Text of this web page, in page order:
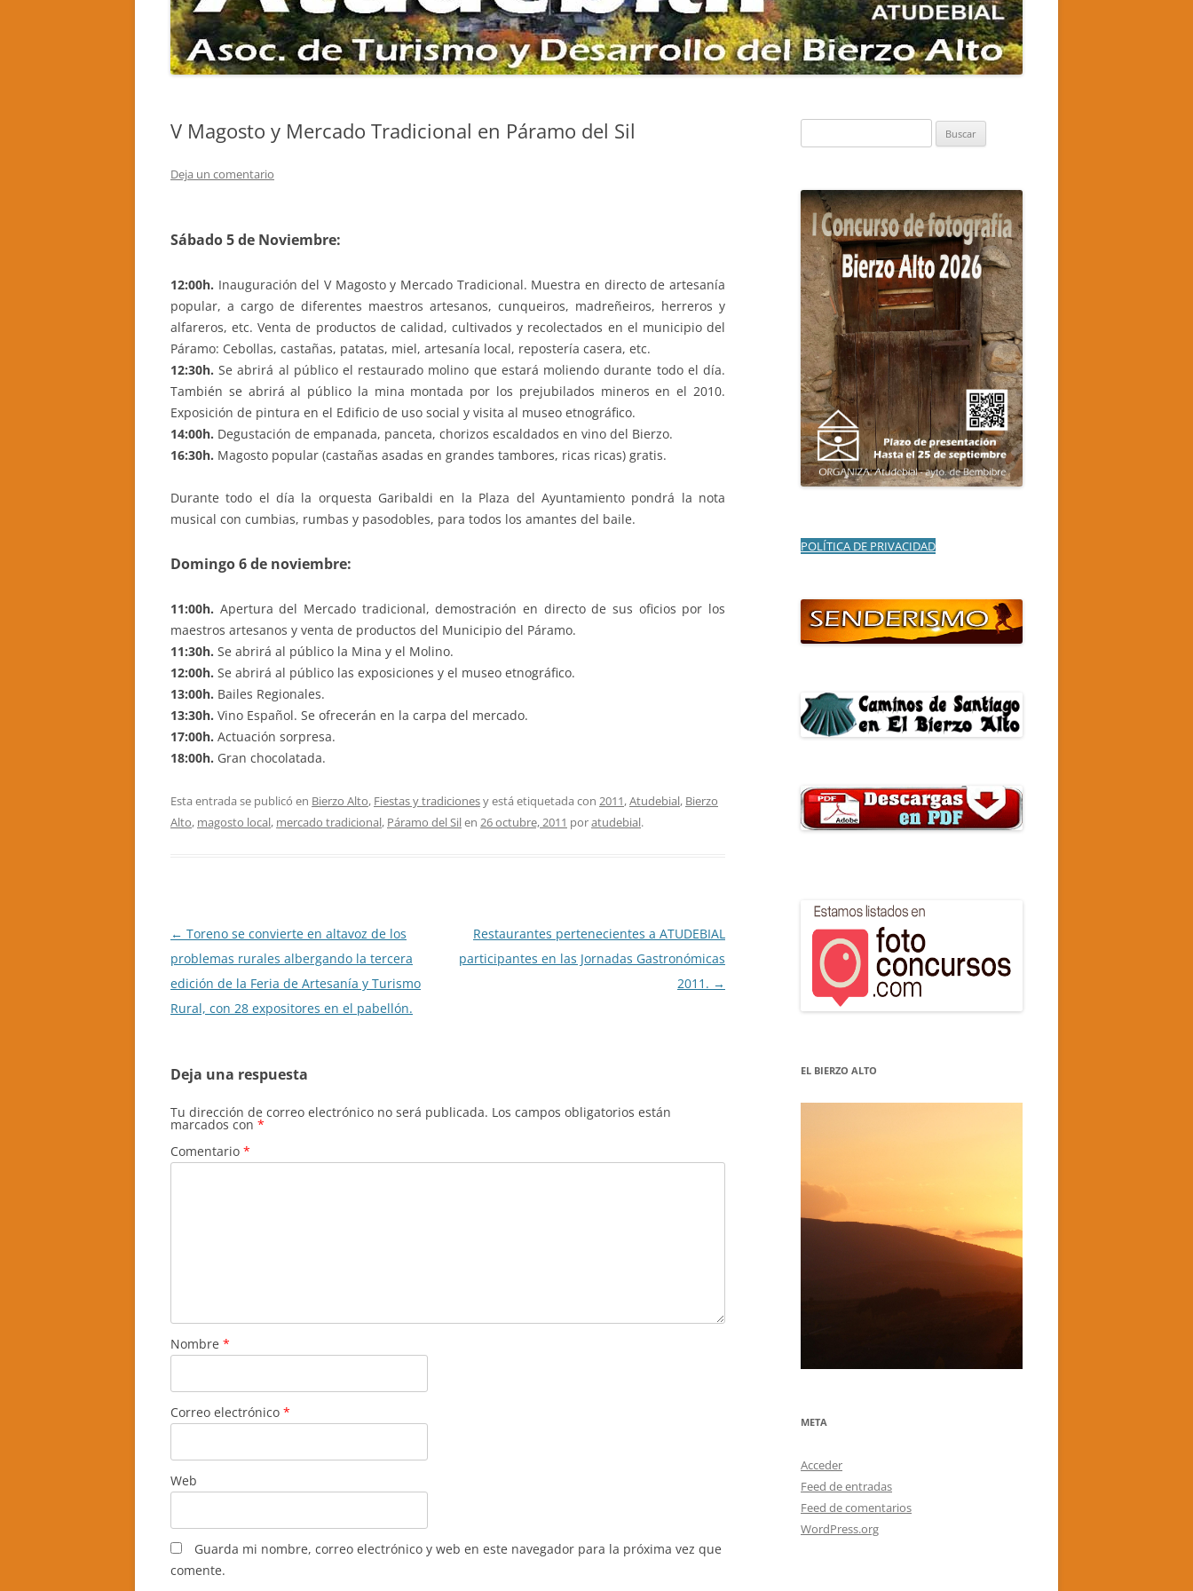
CASA RURAL LA TRALLERA
CASA RURAL LA GORTINA
CASA RURAL EL MIRADOR DEL
CASA RURAL EL SARDÓN II
CASA RURAL LA NOGALA, CRA
CASA RURAL LA CURUJA
CASA RURAL LA CANDEA
CASA RURAL CASA BELARMINO
“EL AGUZO”
EL ALCORNOCAL DE COBRANA
DE COLINAS AL CAMPO DE
SANTIAGO
GISTREDO
CASTROPODAME
V Magosto y Mercado Tradicional en Páramo del Sil
Deja un comentario
Sábado 5 de Noviembre:
12:00h. Inauguración del V Magosto y Mercado Tradicional. Muestra en directo de artesanía
popular, a cargo de diferentes maestros artesanos, cunqueiros, madreñeiros, herreros y
alfareros, etc. Venta de productos de calidad, cultivados y recolectados en el municipio del
Páramo: Cebollas, castañas, patatas, miel, artesanía local, repostería casera, etc.
12:30h. Se abrirá al público el restaurado molino que estará moliendo durante todo el día.
También se abrirá al público la mina montada por los prejubilados mineros en el 2010.
Exposición de pintura en el Edificio de uso social y visita al museo etnográfico.
14:00h. Degustación de empanada, panceta, chorizos escaldados en vino del Bierzo.
16:30h. Magosto popular (castañas asadas en grandes tambores, ricas ricas) gratis.
Durante todo el día la orquesta Garibaldi en la Plaza del Ayuntamiento pondrá la nota
musical con cumbias, rumbas y pasodobles, para todos los amantes del baile.
Domingo 6 de noviembre:
11:00h. Apertura del Mercado tradicional, demostración en directo de sus oficios por los
maestros artesanos y venta de productos del Municipio del Páramo.
11:30h. Se abrirá al público la Mina y el Molino.
12:00h. Se abrirá al público las exposiciones y el museo etnográfico.
13:00h. Bailes Regionales.
13:30h. Vino Español. Se ofrecerán en la carpa del mercado.
17:00h. Actuación sorpresa.
18:00h. Gran chocolatada.
Esta entrada se publicó en Bierzo Alto, Fiestas y tradicionesy está etiquetada con 2011,Atudebial, Bierzo
Alto, magosto local, mercado tradicional, Páramo del Silen 26 octubre, 2011 poratudebial.
Navegación
de
entradas
← Toreno se convierte en altavoz de los
problemas rurales albergando la tercera
edición de la Feria de Artesanía y Turismo
Rural, con 28 expositores en el pabellón.
Restaurantes pertenecientes a ATUDEBIAL
participantes en las Jornadas Gastronómicas
2011. →
Deja una respuesta
Tu dirección de correo electrónico no será publicada. Los campos obligatorios están
marcados con *
Comentario *
Nombre *
Correo electrónico *
Web
Guarda mi nombre, correo electrónico y web en este navegador para la próxima vez que
comente.
POLÍTICA DE PRIVACIDAD
EL BIERZO ALTO
META
Acceder
Feed de entradas
Feed de comentarios
WordPress.org